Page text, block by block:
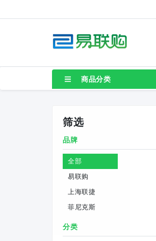
商品分类
筛选
品牌
全部
易联购
上海联捷
菲尼克斯
分类